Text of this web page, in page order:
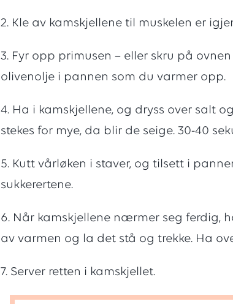
score
på
5
av
5
2. Kle av kamskjellene til muskelen er
3. Fyr opp primusen – eller skru på
olivenolje i pannen som du varmer opp.
4. Ha i kamskjellene, og dryss over salt
stekes for mye, da blir de seige. 30-40
5. Kutt vårløken i staver, og tilsett i
sukkerertene.
6. Når kamskjellene nærmer seg ferdig,
av varmen og la det stå og trekke. Ha
7. Server retten i kamskjellet.